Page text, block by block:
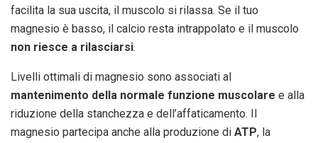
facilita la sua uscita, il muscolo si rilassa. Se il tuo
magnesio è basso, il calcio resta intrappolato e il muscolo
non riesce a rilasciarsi.
Livelli ottimali di magnesio sono associati al
mantenimento della normale funzione muscolare e alla
riduzione della stanchezza e dell’affaticamento. Il
magnesio partecipa anche alla produzione di ATP, la